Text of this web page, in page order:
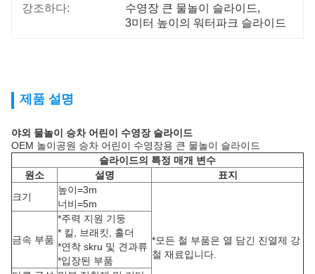
강조하다:
수영장 큰 물놀이 슬라이드,
3미터 높이의 워터파크 슬라이드
제품 설명
야외 물놀이 승차 어린이 수영장 슬라이드
OEM 놀이공원 승차 어린이 수영장용 큰 물놀이 슬라이드
슬라이드의 특정 매개 변수
원소
설명
표지
크기
높이=3m
너비=5m
*모든 철 부품은 열 담긴 진열제 강
철 재료입니다.
금속 부품
*주력 지원 기둥
* 킬, 브래킷, 홀더
*연착 skru 및 견과류
*입장된 부품